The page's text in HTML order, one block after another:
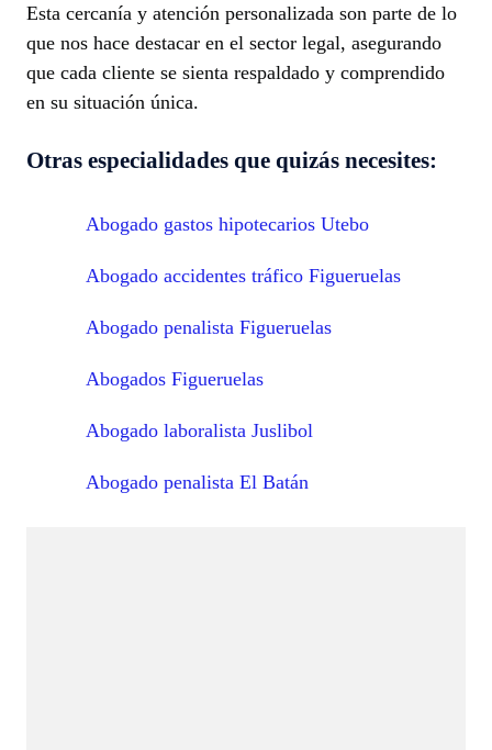
Esta cercanía y atención personalizada son parte de lo
que nos hace destacar en el sector legal, asegurando
que cada cliente se sienta respaldado y comprendido
en su situación única.
Otras especialidades que quizás necesites:
Abogado gastos hipotecarios Utebo
Abogado accidentes tráfico Figueruelas
Abogado penalista Figueruelas
Abogados Figueruelas
Abogado laboralista Juslibol
Abogado penalista El Batán